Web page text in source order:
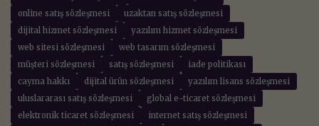
online satış sözleşmesi
uzaktan satış sözleşmesi
dijital hizmet sözleşmesi
yazılım hizmet sözleşmesi
web sitesi sözleşmesi
web tasarım sözleşmesi
müşteri sözleşmesi
satış sözleşmesi
iade politikası
cayma hakkı
dijital ürün sözleşmesi
yazılım lisans sözleşmesi
uluslararası satış sözleşmesi
global e-ticaret sözleşmesi
elektronik ticaret sözleşmesi
internet satış sözleşmesi